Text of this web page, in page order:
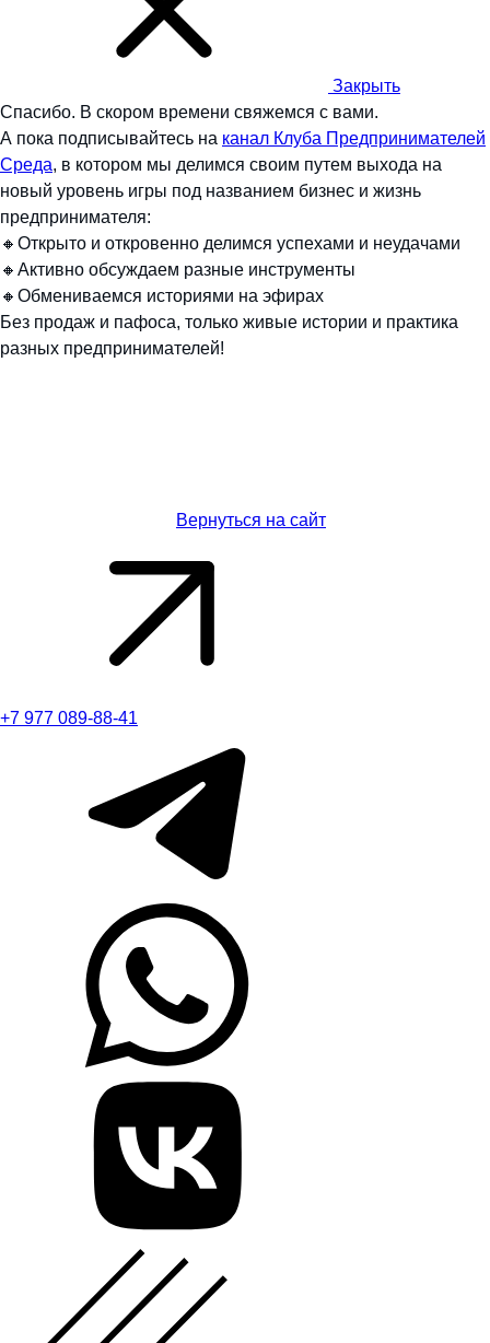
Закрыть
Спасибо. В скором времени свяжемся с вами.
А пока подписывайтесь на канал Клуба Предпринимателей
Среда, в котором мы делимся своим путем выхода на
новый уровень игры под названием бизнес и жизнь
предпринимателя:
🔸Открыто и откровенно делимся успехами и неудачами
🔸Активно обсуждаем разные инструменты
🔸Обмениваемся историями на эфирах
Без продаж и пафоса, только живые истории и практика
разных предпринимателей!
Вернуться на сайт
+7 977 089-88-41